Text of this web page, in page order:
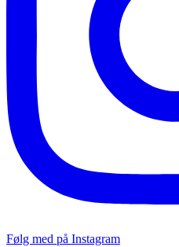
Følg med på Instagram